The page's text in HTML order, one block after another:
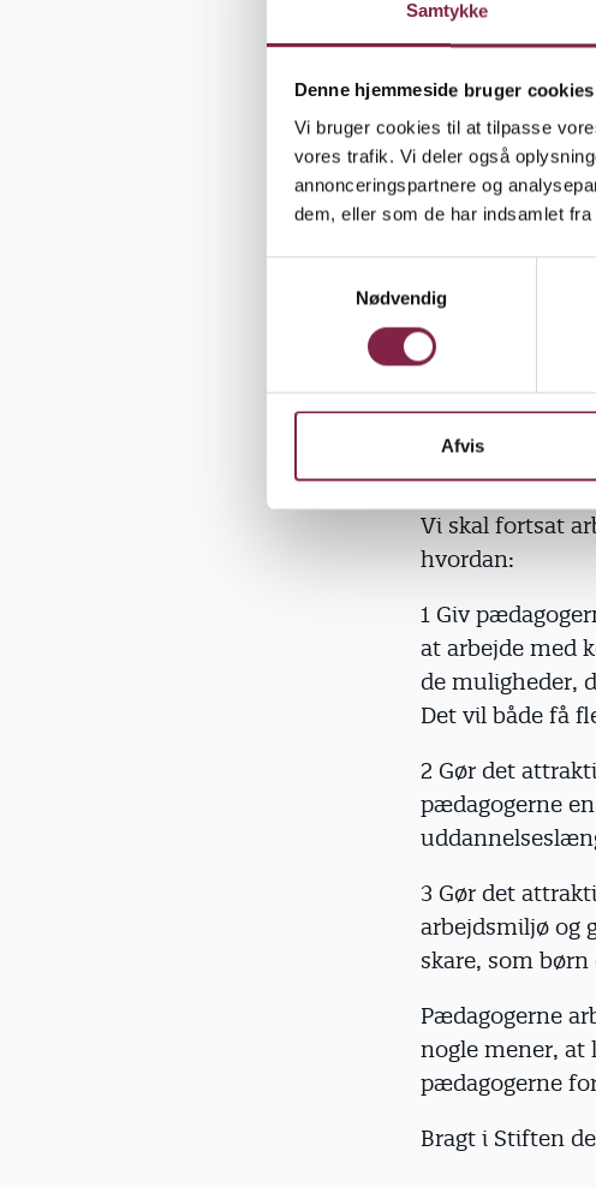
Samtykke
Denne hjemmeside bruger cookies
Vi bruger cookies til at tilpasse
vores trafik. Vi deler også
annonceringspartnere og
dem, eller som de har indsamlet
v
Nødvendig
Afvis
knap 25
børn og unge
de møder, trods
mangfoldighed
I hjemmet
deres mænd,
Vores børn og
menneske på i
dagtilbud,
bestemte roller
at udfolde de
Vi skal fortsat
hvordan:
1 Giv
at arbejde med
de muligheder,
Det vil både få
2 Gør det
pædagogerne
3 Gør det
arbejdsmiljø og
skare, som børn
Pædagogerne
nogle mener, at
pædagogerne
Bragt i Stiften